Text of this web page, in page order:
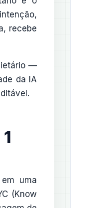
recebe
—
da IA
uma
(Know